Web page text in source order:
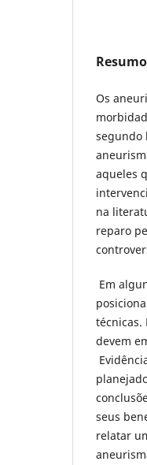
Resumo
Os
segundo
aqueles
na
reparo
Em
técnicas.
devem
seus
relatar